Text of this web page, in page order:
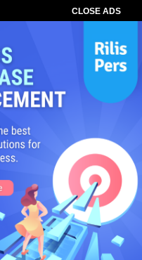
CLOSE ADS